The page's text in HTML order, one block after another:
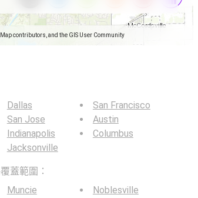
contributors, and the GIS User Community
Dallas
San Jose
Indianapolis
Jacksonville
San Francisco
Austin
Columbus
蓋範圍：
Muncie
Noblesville